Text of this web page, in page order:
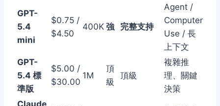
GPT-
5.4
mini
$0.75 /
$4.50
400K 強 完整支持
Agent /
Computer
Use / 長
上下文
GPT-
5.4 標
準版
$5.00 /
$30.00
1M
頂
級
頂級
複雜推
理、關鍵
決策
Claude